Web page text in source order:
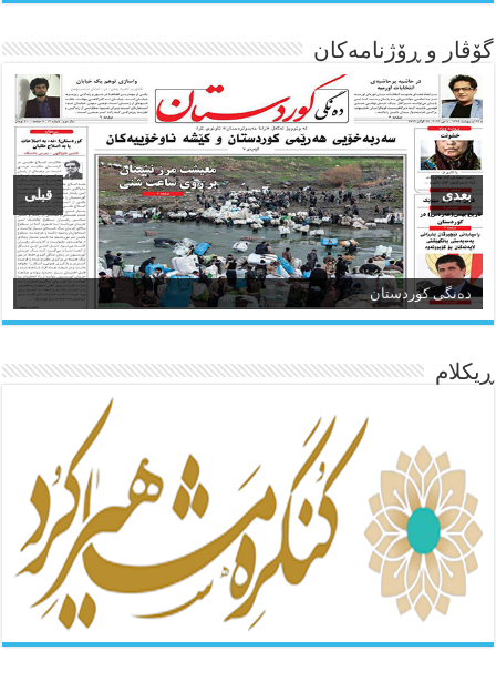
گۆڤار و ڕۆژنامه‌کان
ده‌نگی کوردستان
ئاژانسی هەواڵی مێهر
قبلی بعدی
ڕیکلام